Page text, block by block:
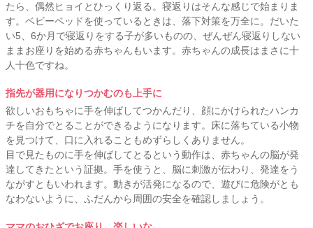
たら、偶然ヒョイとひっくり返る。寝返りはそんな感じで始まりま
す。ベビーベッドを使っているときは、落下対策を万全に。だいた
い5、6か月で寝返りをする子が多いものの、ぜんぜん寝返りしない
ままお座りを始める赤ちゃんもいます。赤ちゃんの成長はまさに十
人十色ですね。
指先が器用になりつかむのも上手に
欲しいおもちゃに手を伸ばしてつかんだり、顔にかけられたハンカ
チを自分でとることができるようになります。床に落ちている小物
を見つけて、口に入れることもめずらしくありません。
目で見たものに手を伸ばしてとるという動作は、赤ちゃんの脳が発
達してきたという証拠。手を使うと、脳に刺激が伝わり、発達をう
ながすともいわれます。動きが活発になるので、遊びに危険がとも
なわないように、ふだんから周囲の安全を確認しましょう。